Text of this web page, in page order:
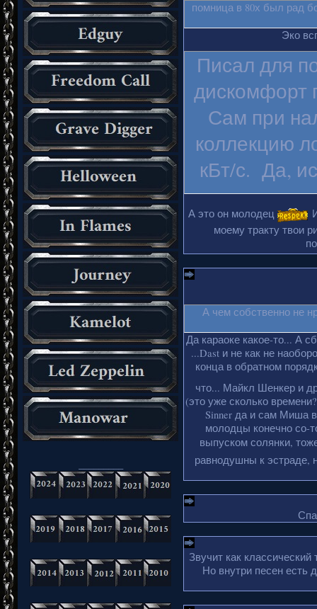
помница в 80х был рад
Эко
Писал для
дискомфорт
Сам при
коллекцию
кБт/с. Да,
А это он молодец
моему тракту твои
А чем собственно не
Да караоке какое-то... А
...Dast и не как не
конца в обратном
что... Майкл Шенкер и
(это уже сколько
Sinner да и сам Миша
молодцы конечно со-
выпуском солянки,
равнодушны к эстраде,
Звучит как
Но внутри песен есть